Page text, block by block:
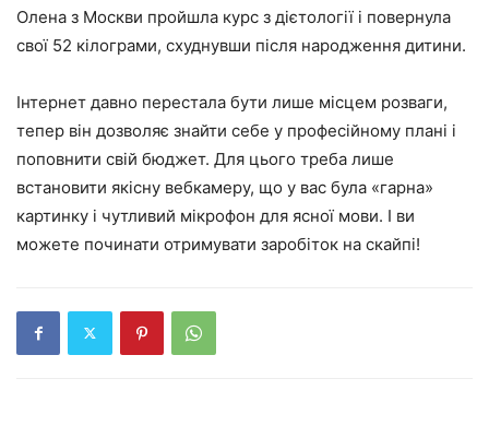
Олена з Москви пройшла курс з дієтології і повернула
свої 52 кілограми, схуднувши після народження дитини.
Інтернет давно перестала бути лише місцем розваги,
тепер він дозволяє знайти себе у професійному плані і
поповнити свій бюджет. Для цього треба лише
встановити якісну вебкамеру, що у вас була «гарна»
картинку і чутливий мікрофон для ясної мови. І ви
можете починати отримувати заробіток на скайпі!